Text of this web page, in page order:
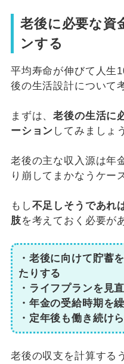
老後に必要な資
ンする
平均寿命が伸びて人生
後の生活設計について
まずは、老後の生活に
ーション してみましょ
老後の主な収入源は年
り崩してまかなうケー
もし不足しそうであれ
肢を考えておく必要が
・老後に向けて貯蓄
たりする
・ライフプランを見
・年金の受給時期を
・定年後も働き続け
老後の収支を計算する